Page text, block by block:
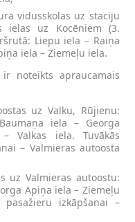
vidusskolas uz staciju
ielas uz Kocēniem (3.
Liepu iela – Raiņa
iela – Ziemeļu iela.
noteikts apraucamais
uz Valku, Rūjienu:
iela – Georga
Valkas iela. Tuvākās
– Valmieras autoosta
uz Valmieras autoostu:
Apiņa iela – Ziemeļu
izkāpšanai –